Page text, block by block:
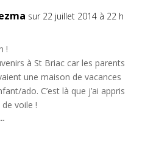
sur 22 juillet 2014 à 22 h
!
à St Briac car les parents
une maison de vacances
ado. C’est là que j’ai appris
voile !